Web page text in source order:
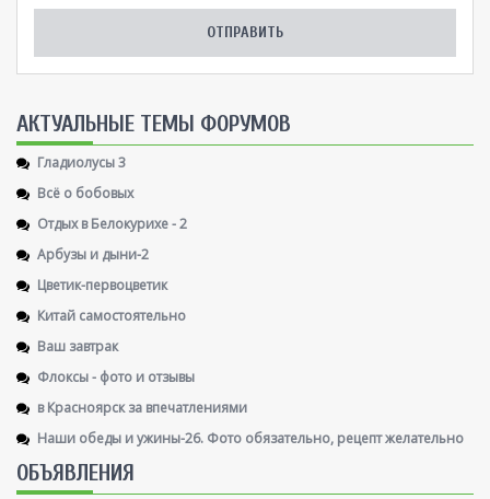
AКТУАЛЬНЫЕ ТЕМЫ ФОРУМОВ
Гладиолусы 3
Всё о бобовых
Отдых в Белокурихе - 2
Арбузы и дыни-2
Цветик-первоцветик
Китай самостоятельно
Ваш завтрак
Флоксы - фото и отзывы
в Красноярск за впечатлениями
Наши обеды и ужины-26. Фото обязательно, рецепт желательно
ОБЪЯВЛЕНИЯ